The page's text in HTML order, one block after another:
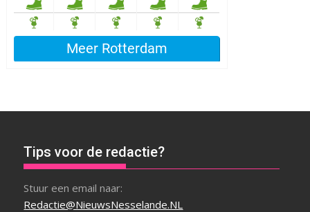
Tips voor de redactie?
Stuur een email naar:
Redactie@NieuwsNesselande.NL